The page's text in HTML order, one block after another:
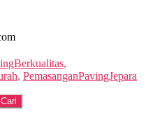
,
, PemasanganPavingJepara